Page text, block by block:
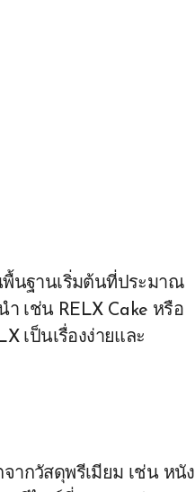
นฐานเริ่มต้นที่ประมาณ
เช่น RELX Cake หรือ
เป็นเรื่องง่ายและ
ากวัสดุพรีเมียม เช่น หนัง